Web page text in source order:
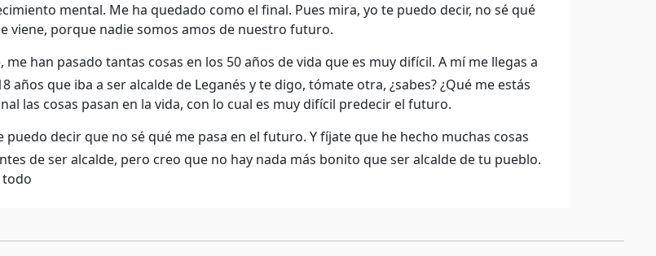
mental. Me ha quedado como el final. Pues mira, yo te puedo decir, no sé qué
viene, porque nadie somos amos de nuestro futuro.
me han pasado tantas cosas en los 50 años de vida que es muy difícil. A mí me llegas a
años que iba a ser alcalde de Leganés y te digo, tómate otra, ¿sabes? ¿Qué me estás
las cosas pasan en la vida, con lo cual es muy difícil predecir el futuro.
puedo decir que no sé qué me pasa en el futuro. Y fíjate que he hecho muchas cosas
de ser alcalde, pero creo que no hay nada más bonito que ser alcalde de tu pueblo.
todo